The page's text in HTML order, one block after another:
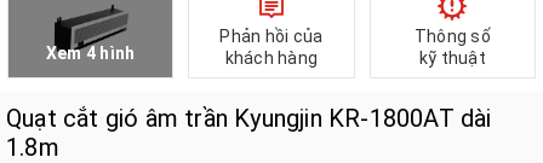
Xem 4 hình
Phản hồi của
khách hàng
Thông số
kỹ thuật
Quạt cắt gió âm trần Kyungjin KR-1800AT dài
1.8m